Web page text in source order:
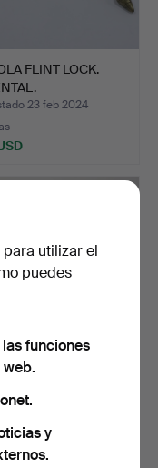
FLINT LOCK.
23 feb 2024
PISTONES DE
DISEÑADOS PARA
utilizar el
puedes
funciones
y